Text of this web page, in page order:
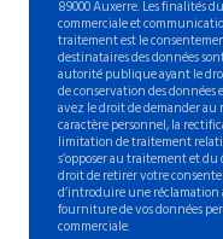
89000 Auxerre. Les finalités
commerciale et
traitement est le
destinataires des données
autorité publique ayant le
de conservation des
avez le droit de demander au
caractère personnel, la
limitation de traitement
s’opposer au traitement et
droit de retirer votre
d’introduire une réclamation
fourniture de vos données
commerciale.